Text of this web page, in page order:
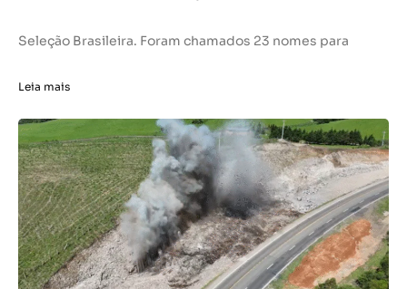
Seleção Brasileira. Foram chamados 23 nomes para
Leia mais